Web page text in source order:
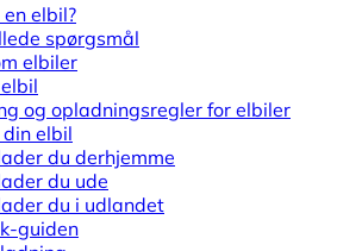
elbil?
spørgsmål
elbiler
og opladningsregler for elbiler
elbil
du derhjemme
du ude
du i udlandet
guiden